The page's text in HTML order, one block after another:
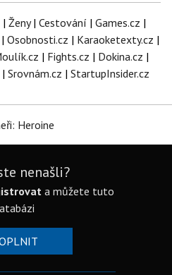
| Ženy| Cestování | Games.cz |
| Osobnosti.cz | Karaoketexty.cz |
| Fights.cz | Dokina.cz |
| Srovnám.cz | StartupInsider.cz
Heroine
nenašli?
a můžete tuto